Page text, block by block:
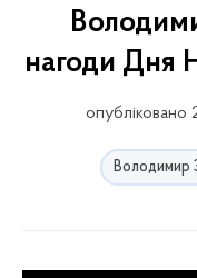
нагоди Дня
Володимир